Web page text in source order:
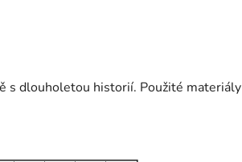
s dlouholetou historií. Použité materiály